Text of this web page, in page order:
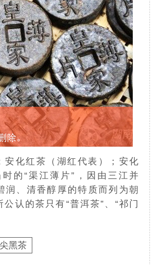
化红茶（湖红代表）；安化
的“渠江薄片”，因由三江并
润、清香醇厚的特质而列为朝
认的茶只有“普洱茶”、“祁门
黑茶